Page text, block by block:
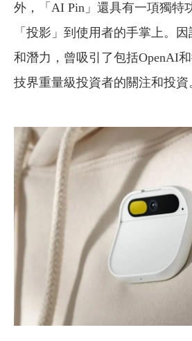
外，「AI Pin」還具有一項獨特
「投影」到使用者的手掌上。
和潛力，曾吸引了包括OpenAI
技界重量級投資者的關注和投資